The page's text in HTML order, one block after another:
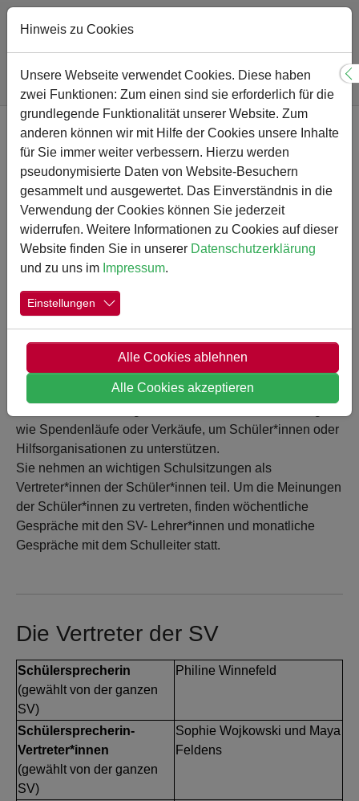
Zum Hauptinhalt springen
Sie sind hier:
Gymnasium Menschen
Schülerinnen und Schüler
Schülervertretung (SV)
Was ist die SV?
Das Kürzel SV ist die Abkürzung für Schülervertretung.
Sie besteht aus allen Klassensprecher*innen und Stufen
Sprecher*innen der jeweiligen Klassen und Stufen. Sie
sind die Ansprechpartner*innen für die Schüler*innen und
deren zugeteilten Stufen und sorgen dafür, dass die
Wünsche und Meinungen der Schüler*innen
miteinbezogen werden.
Die Aufgaben der SV
wie Spendenläufe oder Verkäufe, um Schüler*innen oder
Hilfsorganisationen zu unterstützen.
Sie nehmen an wichtigen Schulsitzungen als
Vertreter*innen der Schüler*innen teil. Um die Meinungen
der Schüler*innen zu vertreten, finden wöchentliche
Gespräche mit den SV- Lehrer*innen und monatliche
Gespräche mit dem Schulleiter statt.
Die Vertreter der SV
Schülersprecherin
(gewählt von der ganzen
SV)
Philine Winnefeld
Schülersprecherin-
Vertreter*innen
(gewählt von der ganzen
SV)
Sophie Wojkowski und Maya
Feldens
Hinweis zu Cookies
Unsere Webseite verwendet Cookies. Diese haben
zwei Funktionen: Zum einen sind sie erforderlich für die
grundlegende Funktionalität unserer Website. Zum
anderen können wir mit Hilfe der Cookies unsere Inhalte
für Sie immer weiter verbessern. Hierzu werden
pseudonymisierte Daten von Website-Besuchern
gesammelt und ausgewertet. Das Einverständnis in die
Verwendung der Cookies können Sie jederzeit
widerrufen. Weitere Informationen zu Cookies auf dieser
Website finden Sie in unserer Datenschutzerklärung
und zu uns im Impressum.
Einstellungen
Alle Cookies ablehnen
Alle Cookies akzeptieren